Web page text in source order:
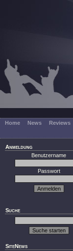
Home News Reviews
Anmeldung
Benutzername
Passwort
Suche
SiteNews